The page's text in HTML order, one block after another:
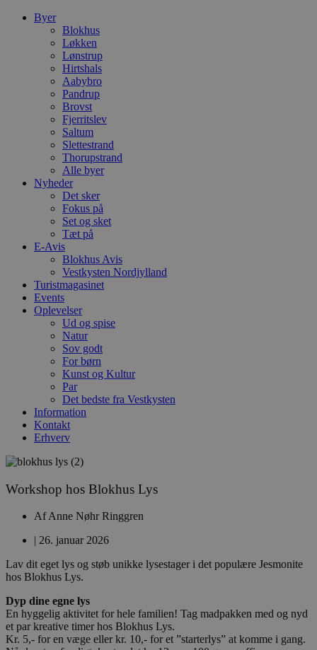
Byer
Blokhus
Løkken
Lønstrup
Hirtshals
Aabybro
Pandrup
Brovst
Fjerritslev
Saltum
Slettestrand
Thorupstrand
Alle byer
Nyheder
Det sker
Fokus på
Set og sket
Tæt på
E-Avis
Blokhus Avis
Vestkysten Nordjylland
Turistmagasinet
Events
Oplevelser
Ud og spise
Natur
Sov godt
For børn
Kunst og Kultur
Par
Det bedste fra Vestkysten
Information
Kontakt
Erhverv
Workshop hos Blokhus Lys
AfAnne Nøhr Ringgren
| 26. januar 2026
Lav dit eget lys og støb unikke lysestager i det populære Jesmonite
hos Blokhus Lys.
Dyp dine egne lys
En hyggelig aktivitet for hele familien! Tag madpakken med og nyd
et par kreative timer hos Blokhus Lys.
Kr. 5,- for en væge eller kr. 10,- for et ”starterlys” at komme i gang.